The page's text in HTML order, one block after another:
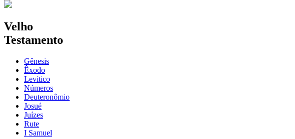
Velho
Testamento
Gênesis
Êxodo
Levítico
Números
Deuteronômio
Josué
Juízes
Rute
I Samuel